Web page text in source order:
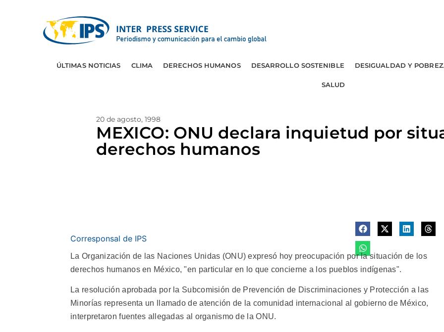
ÚLTIMAS NOTICIAS CLIMA DERECHOS HUMANOS DESARROLLO SOSTENIBLE DESIGUALDAD Y
SALUD
20 de agosto, 1998
MEXICO: ONU declara inquietud por
derechos humanos
Corresponsal de IPS
La Organización de las Naciones Unidas (ONU) expresó hoy preocupación por la situación de los
derechos humanos en México, "en particular en lo que concierne a los pueblos indígenas".
La resolución aprobada por la Subcomisión de Prevención de Discriminaciones y Protección a las
Minorías representa un llamado de atención de la comunidad internacional al gobierno de México,
interpretaron fuentes allegadas al organismo de la ONU.